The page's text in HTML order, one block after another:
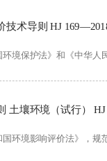
技术导则 HJ
境保护法》和《中华
土壤环境（试行）
环境影响评价法》，规